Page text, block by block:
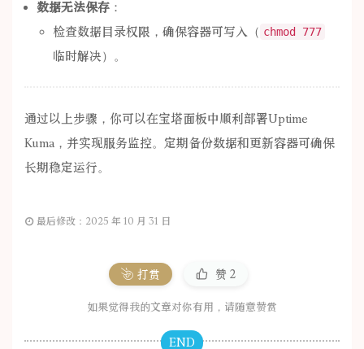
数据无法保存 ：
检查数据目录权限，确保容器可写入（ chmod 777
临时解决）。
通过以上步骤，你可以在宝塔面板中顺利部署Uptime
Kuma，并实现服务监控。定期备份数据和更新容器可确保
长期稳定运行。
最后修改：2025 年 10 月 31 日
打赏 赞 2
如果觉得我的文章对你有用，请随意赞赏
END